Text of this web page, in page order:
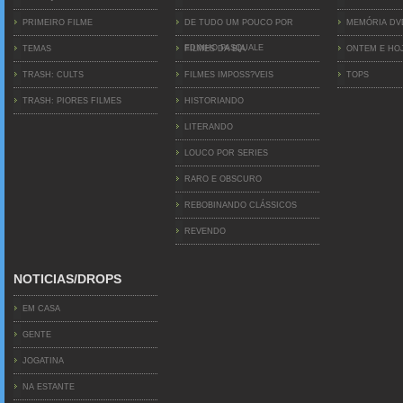
PRIMEIRO FILME
TEMAS
TRASH: CULTS
TRASH: PIORES FILMES
DE TUDO UM POUCO POR
EDINHO PASQUALE
FILMES DA BIA
FILMES IMPOSS?VEIS
HISTORIANDO
LITERANDO
LOUCO POR SERIES
RARO E OBSCURO
REBOBINANDO CLÁSSICOS
REVENDO
MEMÓRIA
ONTEM E
TOPS
NOTICIAS/DROPS
EM CASA
GENTE
JOGATINA
NA ESTANTE